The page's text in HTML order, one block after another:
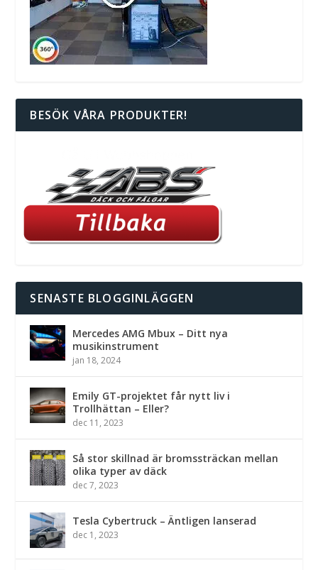
BESÖK VÅRA PRODUKTER!
SENASTE BLOGGINLÄGGEN
Mercedes AMG Mbux – Ditt nya
musikinstrument
jan 18, 2024
Emily GT-projektet får nytt liv i
Trollhättan – Eller?
dec 11, 2023
Så stor skillnad är bromssträckan mellan
olika typer av däck
dec 7, 2023
Tesla Cybertruck – Äntligen lanserad
dec 1, 2023